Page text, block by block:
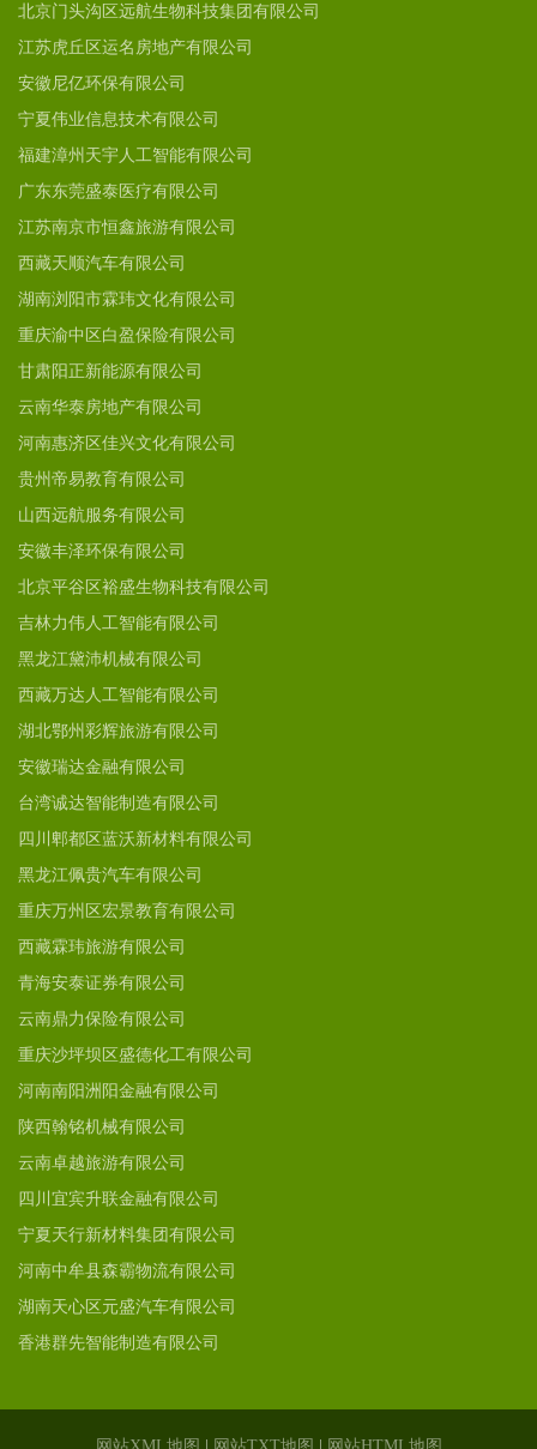
北京门头沟区远航生物科技集团有限公司
江苏虎丘区运名房地产有限公司
安徽尼亿环保有限公司
宁夏伟业信息技术有限公司
福建漳州天宇人工智能有限公司
广东东莞盛泰医疗有限公司
江苏南京市恒鑫旅游有限公司
西藏天顺汽车有限公司
湖南浏阳市霖玮文化有限公司
重庆渝中区白盈保险有限公司
甘肃阳正新能源有限公司
云南华泰房地产有限公司
河南惠济区佳兴文化有限公司
贵州帝易教育有限公司
山西远航服务有限公司
安徽丰泽环保有限公司
北京平谷区裕盛生物科技有限公司
吉林力伟人工智能有限公司
黑龙江黛沛机械有限公司
西藏万达人工智能有限公司
湖北鄂州彩辉旅游有限公司
安徽瑞达金融有限公司
台湾诚达智能制造有限公司
四川郫都区蓝沃新材料有限公司
黑龙江佩贵汽车有限公司
重庆万州区宏景教育有限公司
西藏霖玮旅游有限公司
青海安泰证券有限公司
云南鼎力保险有限公司
重庆沙坪坝区盛德化工有限公司
河南南阳洲阳金融有限公司
陕西翰铭机械有限公司
云南卓越旅游有限公司
四川宜宾升联金融有限公司
宁夏天行新材料集团有限公司
河南中牟县森霸物流有限公司
湖南天心区元盛汽车有限公司
香港群先智能制造有限公司